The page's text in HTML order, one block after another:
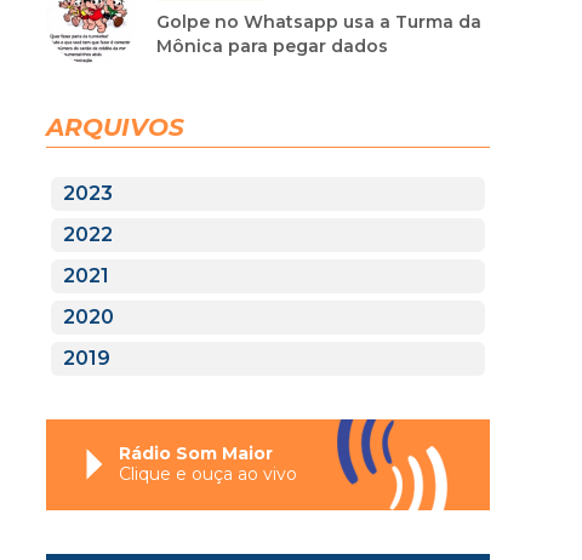
Golpe no Whatsapp usa a Turma da
Mônica para pegar dados
ARQUIVOS
2023
2022
2021
2020
2019
Rádio Som Maior
Clique e ouça ao vivo